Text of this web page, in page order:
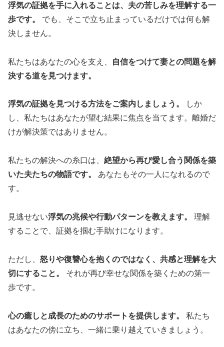
浮気の証拠を手に入れることは、夫の苦しみを理解する一
歩です。
でも、そこで立ち止まっているだけでは何も解
決しません。
私たちはあなたの心を支え、
自信をつけて妻との問題を解
決する道を見つけます。
浮気の証拠を見つける方法をご案内しましょう。
しか
し、私たちはあなたが望む結果に焦点を当てます。離婚だ
けが解決策ではありません。
私たちの解決への糸口は、 絶望から再び愛し合う関係を築
いた夫たちの物語です。
あなたもその一人になれるので
す。
見逃せない浮気の兆候や行動パターンを教えます。
理解
することで、証拠を掴む手助けになります。
ただし、 怒りや復讐心を抱くのではなく、共感と理解を大
切にすること。
それが再び幸せな関係を築くための第一
歩です。
心の癒しと成長のためのサポートを提供します。
私たち
はあなたの傍に立ち、一緒に乗り越えていきましょう。